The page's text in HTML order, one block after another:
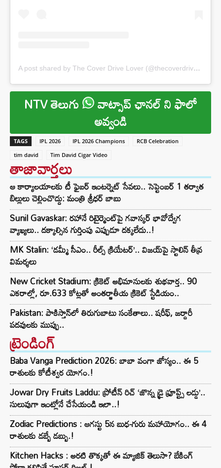
A post shared by The Cover Drive Lover (@thecoverdrivelover)
NTV తెలుగు వాట్సాప్ ఛానల్ ని ఫాలో
అవ్వండి
TAGS IPL 2026 IPL 2026 Champions
RCB Celebration
tim david
Tim David Cigar Video
తాజావార్తలు
ఆ కార్యాలయాలకు టీ ఫైబర్ ఇంటర్నెట్ సేవలు.. సెప్టెంబర్ 1 తర్వాత
బిల్లులు చెల్లించొద్దు: మంత్రి శ్రీధర్ బాబు
Sunil Gavaskar: రహానే రిటైర్మెంట్‌పై గవాస్కర్ భావోద్వేగ
వ్యాఖ్యలు.. దక్కాల్సిన గుర్తింపు ఎప్పుడూ దక్కలేదు..!
MK Stalin: ‘డమ్మీ సీఎం.. రీల్స్ క్రియేటర్’.. విజయ్‌పై స్టాలిన్ తీవ్ర
విమర్శలు
New Cricket Stadium: క్రికెట్ అభిమానులకు శుభవార్త.. 90
ఎకరాల్లో, రూ.633 కోట్లతో అంతర్జాతీయ క్రికెట్ స్టేడియం..
Pakistan: పాకిస్తాన్‌లో తిరుగుబాటు సంకేతాలు.. షరీఫ్, జర్దారీ
పదవులకు ముప్పు..
ట్రెండింగ్‌
Baba Vanga Prediction 2026: బాబా వంగా జోస్యం.. ఈ 5
రాశులకు కోటీశ్వర యోగం.!
Jowar Dry Fruits Laddu: ప్రోటీన్ రిచ్ ‘జొన్న డ్రై ఫ్రూప్ట్స్ లడ్డు’..
సులువుగా ఇంట్లోనే చేసేయండి ఇలా..!
Zodiac Predictions : ఆగస్టు 5న బుధ-గురు మహాయోగం.. ఈ 4
రాశులకు డబ్బే డబ్బు.!
Kitchen Hacks : అరటి తొక్కతో ఈ మ్యాజిక్ తెలుసా? బేకింగ్